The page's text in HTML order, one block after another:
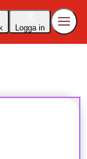
Logga in